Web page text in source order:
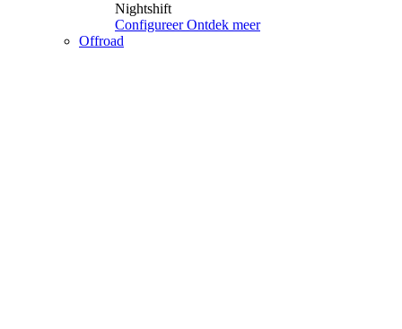
Nightshift
Configureer Ontdek meer
Offroad